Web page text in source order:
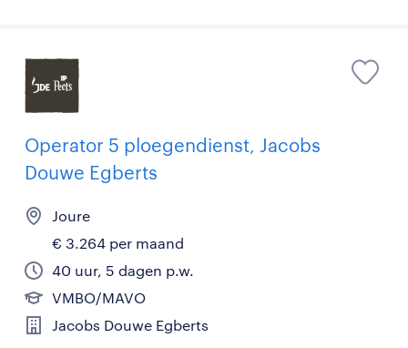
Operator 5 ploegendienst, Jacobs
Douwe Egberts
Joure
€ 3.264 per maand
40 uur, 5 dagen p.w.
VMBO/MAVO
Jacobs Douwe Egberts